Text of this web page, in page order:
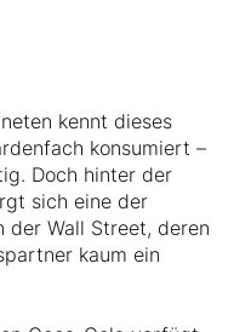
kennt dieses
konsumiert –
Doch hinter der
sich eine der
der Wall Street, deren
kaum ein